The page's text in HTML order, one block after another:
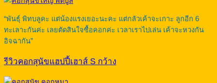
“พันธุ์ พิทบลูคะ แต่น้องแรงเยอะนะคะ แต่กลัวเค้าจะเกาะ ลูกอีก 6
ทะเลาะกันค่ะ เลยตัดสินใจซื้อคอกค่ะ เวลาเราไปเล่น เค้าจะหวงกัน
อิจฉากัน”
รีวิวคอกสุนัขแฮปปี้เฮาส์ S กว้าง